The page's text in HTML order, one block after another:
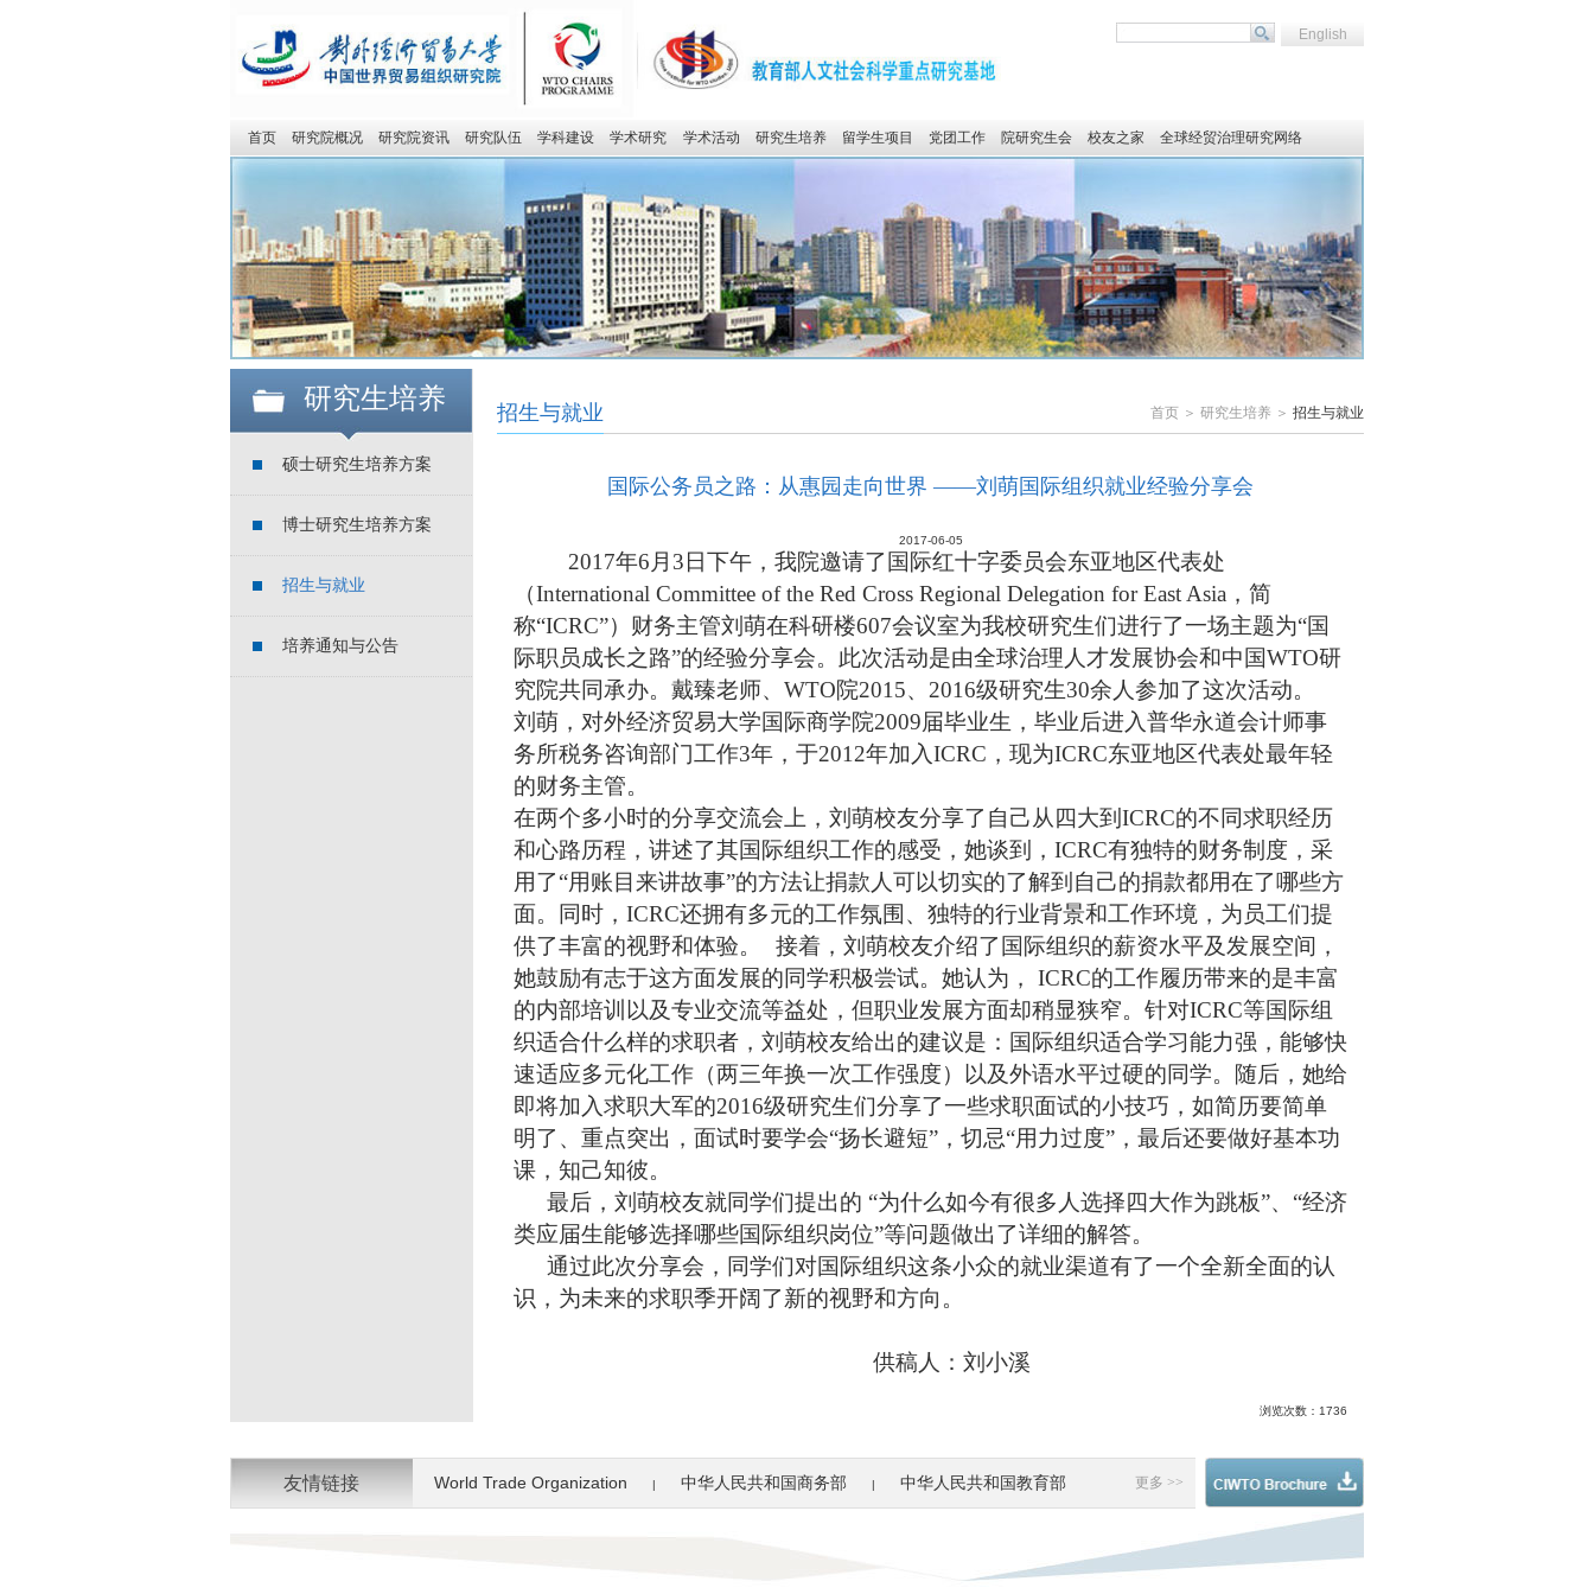
English
首页 研究院概况 研究院资讯 研究队伍 学科建设 学术研究 学术活动 研究生培养 留学生项目 党团工作 院研究生会 校友之家 全球经贸治理研究网络
研究生培养
硕士研究生培养方案
博士研究生培养方案
招生与就业
培养通知与公告
招生与就业 首页 ＞ 研究生培养 ＞ 招生与就业
国际公务员之路：从惠园走向世界 ——刘萌国际组织就业经验分享会
2017-06-05
2017年6月 3 日下午，我院邀请了国际红十字委员会东亚地区代表处
（International Committee of the Red Cross Regional Delegation for East Asia ，简
称“ICRC”）财务主管刘萌在科研楼607会议室为我校研究生们进行了一场主题为“国
际职员成长之路”的经验分享会。此次活动是由全球治理人才发展协会和中国WTO研
究院共同承办。戴臻老师、 WTO院2015、 2016级研究生30余人参加了这次活动。
刘萌，对外经济贸易大学国际商学院2009届毕业生，毕业后进入普华永道会计师事
务所税务咨询部门工作3年，于2012年加入ICRC ，现为ICRC东亚地区代表处最年轻
的财务主管。
在两个多小时的分享交流会上，刘萌校友分享了自己从四大到 ICRC的不同求职经历
和心路历程，讲述了其国际组织工作的感受，她谈到， ICRC有独特的财务制度，采
用了“用账目来讲故事”的方法让捐款人可以切实的了解到自己的捐款都用在了哪些方
面。同时， ICRC还拥有多元的工作氛围、独特的行业背景和工作环境，为员工们提
供了丰富的视野和体验。
接着，刘萌校友介绍了国际组织的薪资水平及发展空间，
她鼓励有志于这方面发展的同学积极尝试。她认为，
ICRC的工作履历带来的是丰富
的内部培训以及专业交流等益处，但职业发展方面却稍显狭窄。针对ICRC等国际组
织适合什么样的求职者，刘萌校友给出的建议是：国际组织适合学习能力强，能够快
速适应多元化工作（两三年换一次工作强度）以及外语水平过硬的同学。随后，她给
即将加入求职大军的2016级研究生们分享了一些求职面试的小技巧，如简历要简单
明了、重点突出，面试时要学会“扬长避短”，切忌“用力过度” ，最后还要做好基本功
课，知己知彼。
最后，刘萌校友就同学们提出的 “为什么如今有很多人选择四大作为跳板”、“经济
类应届生能够选择哪些国际组织岗位”等问题做出了详细的解答。
通过此次分享会，同学们对国际组织这条小众的就业渠道有了一个全新全面的认
识，为未来的求职季开阔了新的视野和方向。
供稿人：刘小溪
浏览次数： 1736
友情链接 World Trade Organization 中华人民共和国商务部 中华人民共和国教育部 更多 >>